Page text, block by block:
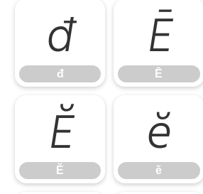
đ
đ
Ē
Ē
Ĕ
Ĕ
ĕ
ĕ